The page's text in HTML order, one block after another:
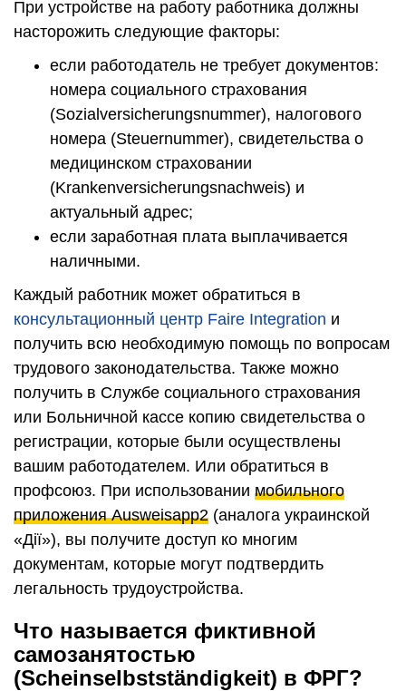
При устройстве на работу работника должны
насторожить следующие факторы:
если работодатель не требует документов:
номера социального страхования
(Sozialversicherungsnummer), налогового
номера (Steuernummer), свидетельства о
медицинском страховании
(Krankenversicherungsnachweis) и
актуальный адрес;
если заработная плата выплачивается
наличными.
Каждый работник может обратиться в
консультационный центр Faire Integration и
получить всю необходимую помощь по вопросам
трудового законодательства. Также можно
получить в Службе социального страхования
или Больничной кассе копию свидетельства о
регистрации, которые были осуществлены
вашим работодателем. Или обратиться в
профсоюз. При использовании мобильного
приложения Аusweisapp2 (аналога украинской
«Дії»), вы получите доступ ко многим
документам, которые могут подтвердить
легальность трудоустройства.
Что называется фиктивной
самозанятостью
(Scheinselbstständigkeit) в ФРГ?